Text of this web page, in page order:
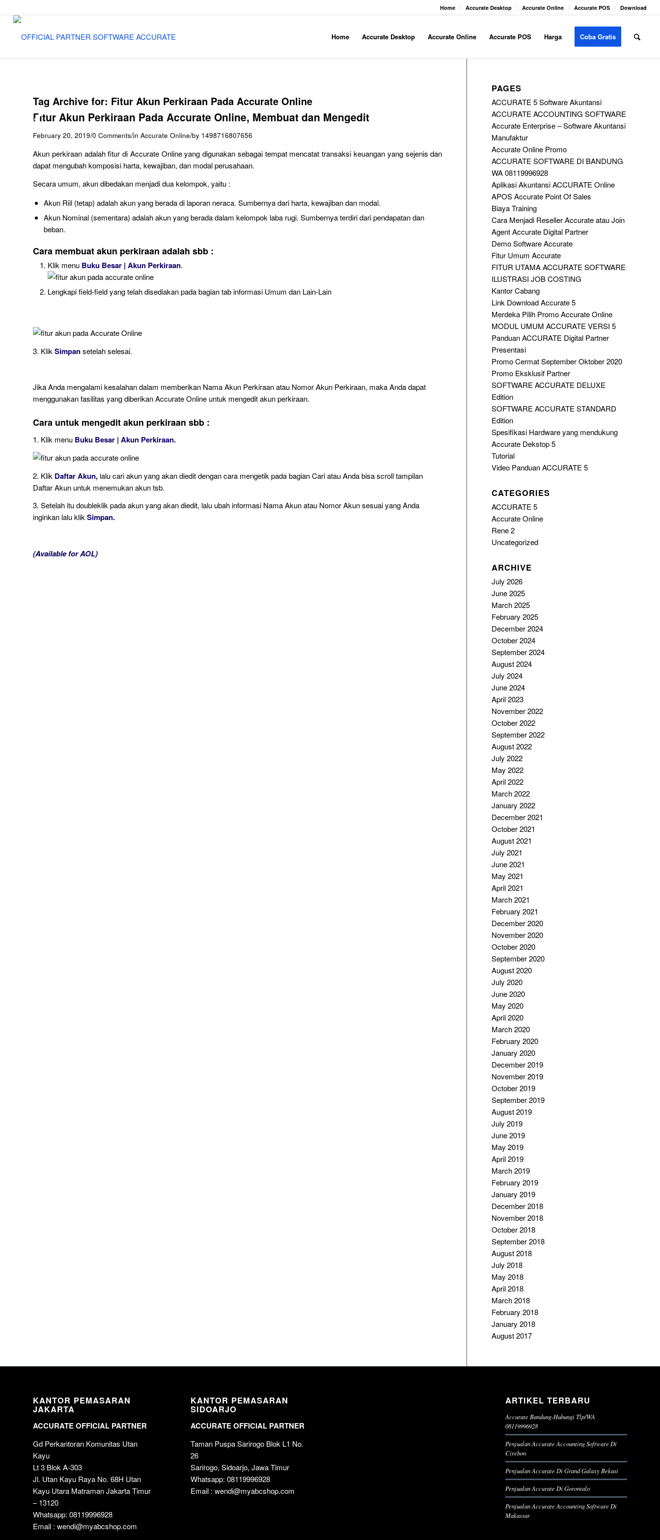
Home Accurate Desktop Accurate Online Accurate POS Download
Home Accurate Desktop Accurate Online Accurate POS Harga Coba Gratis
Tag Archive for: Fitur Akun Perkiraan Pada Accurate Online
Fitur Akun Perkiraan Pada Accurate Online, Membuat dan Mengedit
February 20, 2019/0 Comments/in Accurate Online/by 1498716807656
Akun perkiraan adalah fitur di Accurate Online yang digunakan sebagai tempat mencatat transaksi keuangan yang sejenis dan
dapat mengubah komposisi harta, kewajiban, dan modal perusahaan.
Secara umum, akun dibedakan menjadi dua kelompok, yaitu :
Akun Riil (tetap) adalah akun yang berada di laporan neraca. Sumbernya dari harta, kewajiban dan modal.
Akun Nominal (sementara) adalah akun yang berada dalam kelompok laba rugi. Sumbernya terdiri dari pendapatan dan
beban.
Cara membuat akun perkiraan adalah sbb :
Klik menu Buku Besar | Akun Perkiraan.
Lengkapi field-field yang telah disediakan pada bagian tab informasi Umum dan Lain-Lain
3. Klik Simpansetelah selesai.
Jika Anda mengalami kesalahan dalam memberikan Nama Akun Perkiraan atau Nomor Akun Perkiraan, maka Anda dapat
menggunakan fasilitas yang diberikan Accurate Online untuk mengedit akun perkiraan.
Cara untuk mengedit akun perkiraan sbb :
1. Klik menu Buku Besar | Akun Perkiraan.
2. Klik Daftar Akun, lalu cari akun yang akan diedit dengan cara mengetik pada bagian Cari atau Anda bisa scroll tampilan
Daftar Akun untuk menemukan akun tsb.
3. Setelah itu doubleklik pada akun yang akan diedit, lalu ubah informasi Nama Akun atau Nomor Akun sesuai yang Anda
inginkan lalu klikSimpan.
(Available for AOL)
PAGES
ACCURATE 5 Software Akuntansi
ACCURATE ACCOUNTING SOFTWARE
Accurate Enterprise – Software Akuntansi
Manufaktur
Accurate Online Promo
ACCURATE SOFTWARE DI BANDUNG
WA 08119996928
Aplikasi Akuntansi ACCURATE Online
APOS Accurate Point Of Sales
Biaya Training
Cara Menjadi Reseller Accurate atau Join
Agent Accurate Digital Partner
Demo Software Accurate
Fitur Umum Accurate
FITUR UTAMA ACCURATE SOFTWARE
ILUSTRASI JOB COSTING
Kantor Cabang
Link Download Accurate 5
Merdeka Pilih Promo Accurate Online
MODUL UMUM ACCURATE VERSI 5
Panduan ACCURATE Digital Partner
Presentasi
Promo Cermat September Oktober 2020
Promo Eksklusif Partner
SOFTWARE ACCURATE DELUXE
Edition
SOFTWARE ACCURATE STANDARD
Edition
Spesifikasi Hardware yang mendukung
Accurate Dekstop 5
Tutorial
Video Panduan ACCURATE 5
CATEGORIES
ACCURATE 5
Accurate Online
Rene 2
Uncategorized
ARCHIVE
July 2026
June 2025
March 2025
February 2025
December 2024
October 2024
September 2024
August 2024
July 2024
June 2024
April 2023
November 2022
October 2022
September 2022
August 2022
July 2022
May 2022
April 2022
March 2022
January 2022
December 2021
October 2021
August 2021
July 2021
June 2021
May 2021
April 2021
March 2021
February 2021
December 2020
November 2020
October 2020
September 2020
August 2020
July 2020
June 2020
May 2020
April 2020
March 2020
February 2020
January 2020
December 2019
November 2019
October 2019
September 2019
August 2019
July 2019
June 2019
May 2019
April 2019
March 2019
February 2019
January 2019
December 2018
November 2018
October 2018
September 2018
August 2018
July 2018
May 2018
April 2018
March 2018
February 2018
January 2018
August 2017
KANTOR PEMASARAN
JAKARTA
ACCURATE OFFICIAL PARTNER
Gd Perkantoran Komunitas Utan
Kayu
Lt 3 Blok A-303
Jl. Utan Kayu Raya No. 68H Utan
Kayu Utara Matraman Jakarta Timur
– 13120
Whatsapp: 08119996928
Email : wendi@myabcshop.com
KANTOR PEMASARAN
SIDOARJO
ACCURATE OFFICIAL PARTNER
Taman Puspa Sarirogo Blok L1 No.
26
Sarirogo, Sidoarjo, Jawa Timur
Whatsapp: 08119996928
Email : wendi@myabcshop.com
ARTIKEL TERBARU
Accurate Bandung-Hubungi Tlp/WA
08119996928
Penjualan Accurate Accounting Software Di
Cirebon
Penjualan Accurate Di Grand Galaxy Bekasi
Penjualan Accurate Di Gorontalo
Penjualan Accurate Accounting Software Di
Makassar